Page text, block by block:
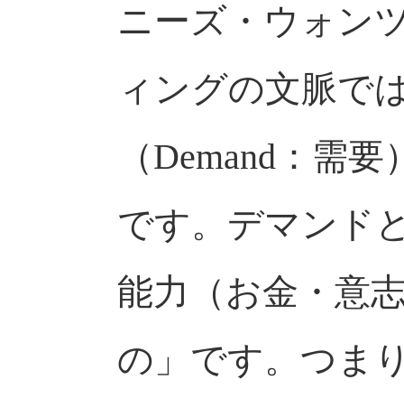
ニーズ・ウォン
ィングの文脈で
（Demand：需
です。デマンド
能力（お金・意
の」です。つま